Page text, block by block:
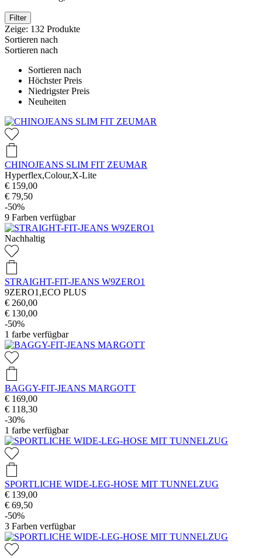
Filter
Zeige: 132 Produkte
Sortieren nach
Sortieren nach
Sortieren nach
Höchster Preis
Niedrigster Preis
Neuheiten
CHINOJEANS SLIM FIT ZEUMAR
Hyperflex,Colour,X-Lite
€ 159,00
€ 79,50
-50%
9 Farben verfügbar
Nachhaltig
STRAIGHT-FIT-JEANS W9ZERO1
9ZERO1,ECO PLUS
€ 260,00
€ 130,00
-50%
1 farbe verfügbar
BAGGY-FIT-JEANS MARGOTT
€ 169,00
€ 118,30
-30%
1 farbe verfügbar
SPORTLICHE WIDE-LEG-HOSE MIT TUNNELZUG
€ 139,00
€ 69,50
-50%
3 Farben verfügbar